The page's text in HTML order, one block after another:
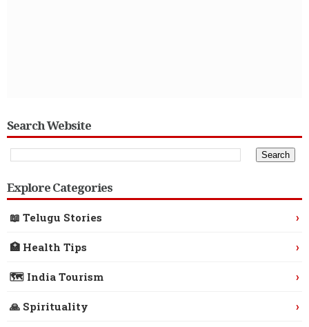
Search Website
Explore Categories
📖 Telugu Stories ›
🏥 Health Tips ›
🗺️ India Tourism ›
🙏 Spirituality ›